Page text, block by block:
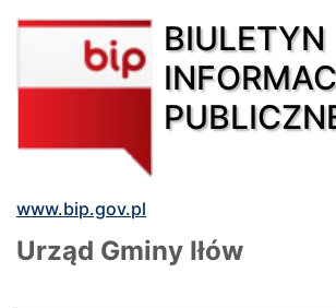
BIULETYN
www.bip.gov.pl
Urząd Gminy Iłów